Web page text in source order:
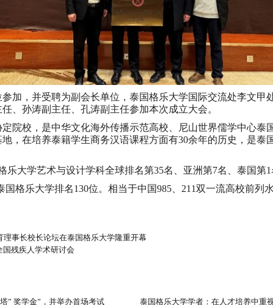
加，并受聘为副会长单位，泰国格乐大学国际交流处李文甲
、孙涛副主任、孔涛副主任参加本次成立大会。
院校，是中华文化海外传播示范高校、尼山世界儒学中心泰
，在培养泰籍学生商务汉语课程方面有30余年的历史，是泰
大学艺术与设计学科全球排名第35名、亚洲第7名、泰国第1
格乐大学排名130位。相当于中国985、211双一流高校前列水
事长校长论坛在泰国格乐大学隆重开幕
残疾人学术研讨会
” 奖学金”，并举办首场考试 泰国格乐大学学者：在人才培养中重